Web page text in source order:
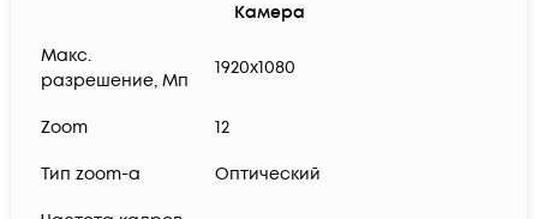
Камера
Макс.
разрешение, Мп
1920х1080
Zoom 12
Тип zoom-а Оптический